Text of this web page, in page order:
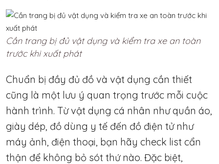
Cần trang bị đủ vật dụng và kiểm tra xe an toàn
trước khi xuất phát
Chuẩn bị đầy đủ đồ và vật dụng cần thiết
cũng là một lưu ý quan trọng trước mỗi cuộc
hành trình. Từ vật dụng cá nhân như quần áo,
giày dép, đồ dùng y tế đến đồ điện tử như
máy ảnh, điện thoại, bạn hãy check list cẩn
thận để không bỏ sót thứ nào. Đặc biệt,